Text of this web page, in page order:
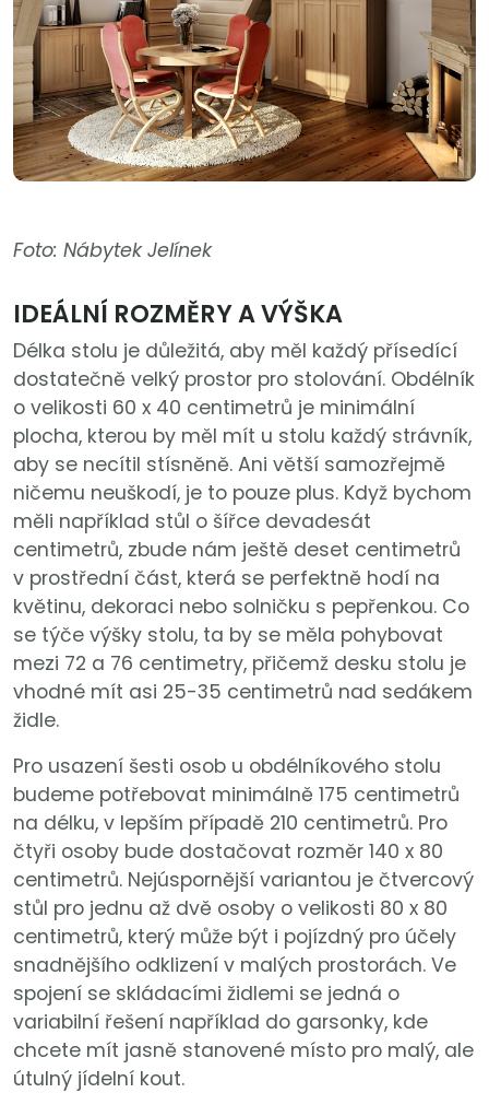
Foto: Nábytek Jelínek
IDEÁLNÍ ROZMĚRY A VÝŠKA
Délka stolu je důležitá, aby měl každý přísedící
dostatečně velký prostor pro stolování. Obdélník
o velikosti 60 x 40 centimetrů je minimální
plocha, kterou by měl mít u stolu každý strávník,
aby se necítil stísněně. Ani větší samozřejmě
ničemu neuškodí, je to pouze plus. Když bychom
měli například stůl o šířce devadesát
centimetrů, zbude nám ještě deset centimetrů
v prostřední část, která se perfektně hodí na
květinu, dekoraci nebo solničku s pepřenkou. Co
se týče výšky stolu, ta by se měla pohybovat
mezi 72 a 76 centimetry, přičemž desku stolu je
vhodné mít asi 25-35 centimetrů nad sedákem
židle.
Pro usazení šesti osob u obdélníkového stolu
budeme potřebovat minimálně 175 centimetrů
na délku, v lepším případě 210 centimetrů. Pro
čtyři osoby bude dostačovat rozměr 140 x 80
centimetrů. Nejúspornější variantou je čtvercový
stůl pro jednu až dvě osoby o velikosti 80 x 80
centimetrů, který může být i pojízdný pro účely
snadnějšího odklizení v malých prostorách. Ve
spojení se skládacími židlemi se jedná o
variabilní řešení například do garsonky, kde
chcete mít jasně stanovené místo pro malý, ale
útulný jídelní kout.